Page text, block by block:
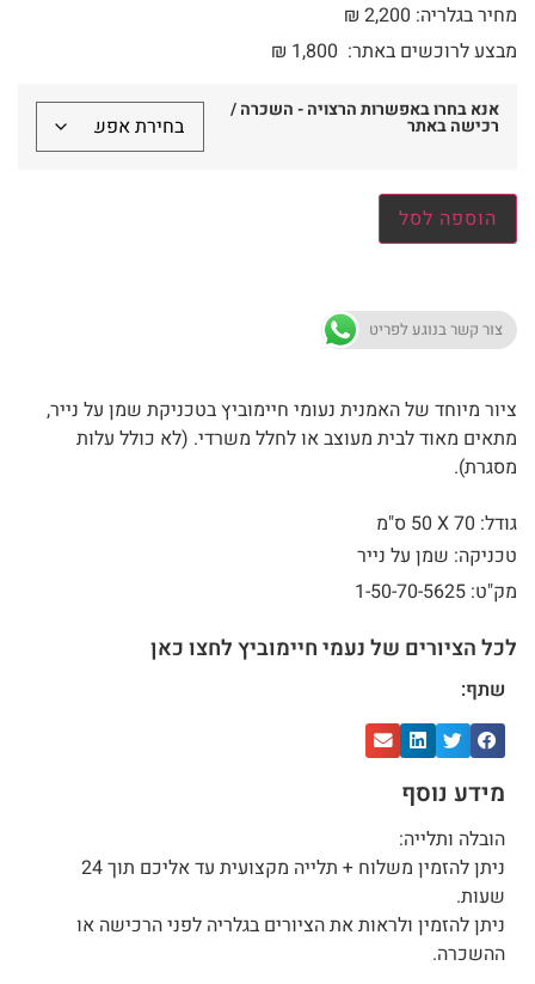
מחיר בגלריה: 2,200 ₪
מבצע לרוכשים באתר:
₪ 1,800
אנא בחרו באפשרות הרצויה - השכרה /
רכישה באתר
הוספה לסל
צור קשר בנוגע לפריט
ציור מיוחד של האמנית נעומי חיימוביץ בטכניקת שמן על נייר,
מתאים מאוד לבית מעוצב או לחלל משרדי. (לא כולל עלות
מסגרת).
גודל: 70 X
50 ס"מ
טכניקה: שמן על נייר
מק"ט: 1-50-70-5625
לכל הציורים של נעמי חיימוביץ לחצו כאן
שתף:
מידע נוסף
הובלה ותלייה:
ניתן להזמין משלוח + תלייה מקצועית עד אליכם תוך 24
שעות.
ניתן להזמין ולראות את הציורים בגלריה לפני הרכישה או
ההשכרה.